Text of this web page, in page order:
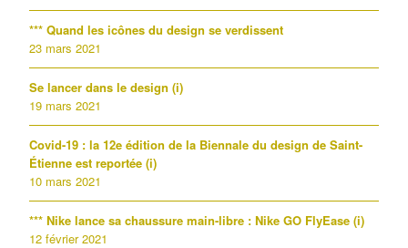
*** Quand les icônes du design se verdissent
23 mars 2021
Se lancer dans le design (i)
19 mars 2021
Covid-19 : la 12e édition de la Biennale du design de Saint-
Étienne est reportée (i)
10 mars 2021
*** Nike lance sa chaussure main-libre : Nike GO FlyEase (i)
12 février 2021